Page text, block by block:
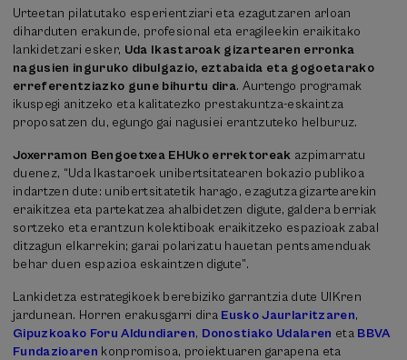
Urteetan pilatutako esperientziari eta ezagutzaren arloan
diharduten erakunde, profesional eta eragileekin eraikitako
lankidetzari esker, Uda Ikastaroak gizartearen erronka
nagusien inguruko dibulgazio, eztabaida eta gogoetarako
erreferentziazko gune bihurtu dira. Aurtengo programak
ikuspegi anitzeko eta kalitatezko prestakuntza-eskaintza
proposatzen du, egungo gai nagusiei erantzuteko helburuz.
Joxerramon Bengoetxea EHUko errektoreak azpimarratu
duenez, “Uda Ikastaroek unibertsitatearen bokazio publikoa
indartzen dute: unibertsitatetik harago, ezagutza gizartearekin
eraikitzea eta partekatzea ahalbidetzen digute, galdera berriak
sortzeko eta erantzun kolektiboak eraikitzeko espazioak zabal
ditzagun elkarrekin; garai polarizatu hauetan pentsamenduak
behar duen espazioa eskaintzen digute”.
Lankidetza estrategikoek berebiziko garrantzia dute UIKren
jardunean. Horren erakusgarri dira Eusko Jaurlaritzaren,
Gipuzkoako Foru Aldundiaren, Donostiako Udalaren eta BBVA
Fundazioaren konpromisoa, proiektuaren garapena eta